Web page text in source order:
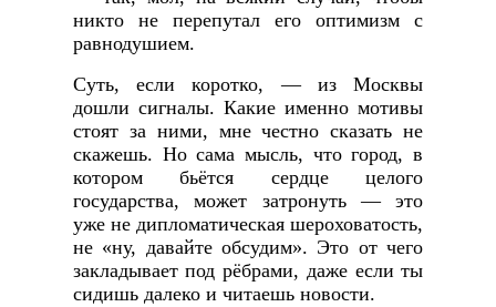
никто не перепутал его оптимизм с
равнодушием.
Суть, если коротко, — из Москвы
дошли сигналы. Какие именно мотивы
стоят за ними, мне честно сказать не
скажешь. Но сама мысль, что город, в
котором бьётся сердце целого
государства, может затронуть — это
уже не дипломатическая шероховатость,
не «ну, давайте обсудим». Это от чего
закладывает под рёбрами, даже если ты
сидишь далеко и читаешь новости.